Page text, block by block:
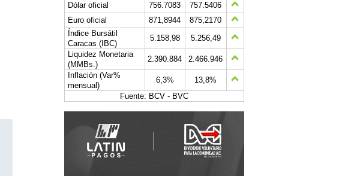
Dólar oficial
756.7083
757.5406
Euro oficial
871,8944
875,2170
Índice Bursátil
Caracas (IBC)
5.158,98
5.256,49
Liquidez Monetaria
(MMBs.)
2.390.884
2.466.946
Inflación (Var%
mensual)
6,3%
13,8%
Fuente: BCV - BVC